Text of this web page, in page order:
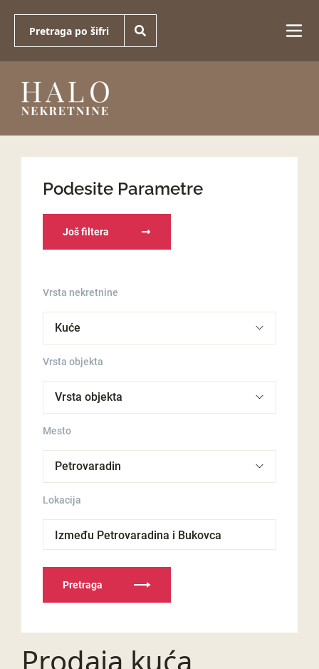
Podesite Parametre
Još filtera
Vrsta nekretnine
Vrsta objekta
Mesto
Lokacija
Između Petrovaradina i Bukovca
Pretraga
Prodaja kuća